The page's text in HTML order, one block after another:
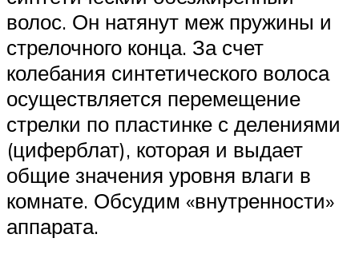
волос. Он натянут меж пружины и
стрелочного конца. За счет
колебания синтетического волоса
осуществляется перемещение
стрелки по пластинке с делениями
(циферблат), которая и выдает
общие значения уровня влаги в
комнате. Обсудим «внутренности»
аппарата.